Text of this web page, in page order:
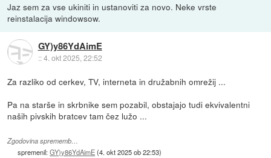
Jaz sem za vse ukiniti in ustanoviti za novo. Neke vrste
reinstalacija windowsow.
GY)y86YdAimE
::4. okt 2025, 22:52
Za razliko od cerkev, TV, interneta in družabnih omrežij ...
Pa na starše in skrbnike sem pozabil, obstajajo tudi ekvivalentni
naših pivskih bratcev tam čez lužo ...
Zgodovina sprememb…
spremenil:GY)y86YdAimE(4. okt 2025 ob 22:53)